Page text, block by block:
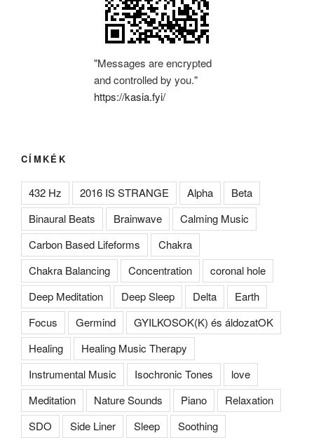
"Messages are encrypted
and controlled by you."
https://kasia.fyi/
CÍMKÉK
432 Hz 2016 IS STRANGE Alpha
Beta
Binaural Beats
Brainwave
Calming Music
Carbon Based Lifeforms
Chakra
Chakra Balancing
Concentration
coronal hole
Deep Meditation
Deep Sleep Delta
Earth
Focus
Germind
GYILKOSOK(K) és áldozatOK
Healing
Healing Music Therapy
Instrumental Music
Isochronic Tones
love
Meditation
Nature Sounds Piano
Relaxation
SDO
Side Liner Sleep Soothing